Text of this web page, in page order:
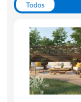
Todos